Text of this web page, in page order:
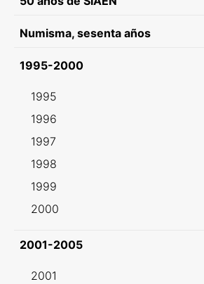
Numisma, sesenta años
1995-2000
1995
1996
1997
1998
1999
2000
2001-2005
2001